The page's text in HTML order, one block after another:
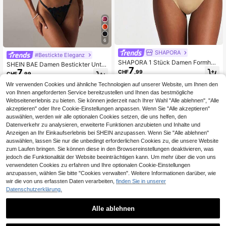
6
#Bestickte Eleganz
SHEIN BAE Damen Bestickter Unter
bügel Sexy Dessous Set
CHF7,99
SHAPORA
SHAPORA 1 Stück Damen Formhos
e mit Knopf vorne, nahtlose Hose mi
t hoher Taille und hoher Elastizität z
ur Bauchkontrolle
CHF7 ,99
6
1
Wir verwenden Cookies und ähnliche Technologien auf unserer Website, um Ihnen den
von Ihnen angeforderten Service bereitzustellen und Ihnen das bestmögliche
Webseitenerlebnis zu bieten. Sie können jederzeit nach Ihrer Wahl "Alle ablehnen", "Alle
akzeptieren" oder Ihre Cookie-Einstellungen anpassen. Wenn Sie "Alle akzeptieren"
auswählen, werden wir alle optionalen Cookies setzen, die uns helfen, den
Datenverkehr zu analysieren, erweiterte Funktionen anzubieten und Inhalte und
Anzeigen an Ihr Einkaufserlebnis bei SHEIN anzupassen. Wenn Sie "Alle ablehnen"
auswählen, lassen Sie nur die unbedingt erforderlichen Cookies zu, die unsere Website
zum Laufen bringen. Sie können diese in den Browsereinstellungen deaktivieren, was
jedoch die Funktionalität der Website beeinträchtigen kann. Um mehr über die von uns
verwendeten Cookies zu erfahren und Ihre optionalen Cookie-Einstellungen
anzupassen, wählen Sie bitte "Cookies verwalten". Weitere Informationen darüber, wie
wir die von uns erfassten Daten verarbeiten, finden Sie in unserer
Datenschutzerklärung.
Alle ablehnen